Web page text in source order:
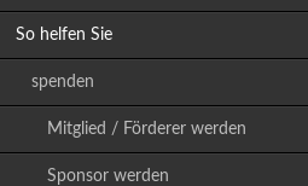
So helfen Sie
spenden
Mitglied / Förderer werden
Sponsor werden